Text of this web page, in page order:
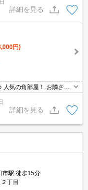
詳細を見る
円)
気の角部屋！ お隣さま
ます◎
詳細を見る
市駅 徒歩15分
丁目